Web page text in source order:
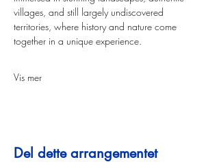
villages, and still largely undiscovered
territories, where history and nature come
together in a unique experience.
Vis mer
Del dette arrangementet